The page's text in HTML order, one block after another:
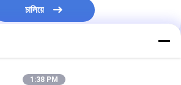
চালিয়ে
1:38 PM